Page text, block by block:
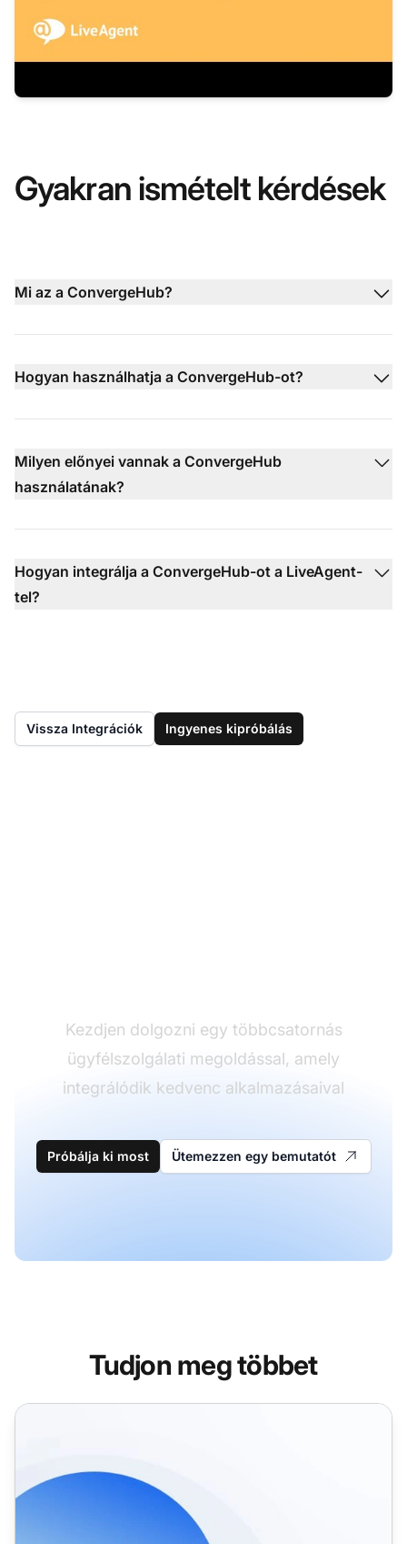
Gyakran ismételt kérdések
Mi az a ConvergeHub?
Hogyan használhatja a ConvergeHub-ot?
Milyen előnyei vannak a ConvergeHub
használatának?
Hogyan integrálja a ConvergeHub-ot a LiveAgent-
tel?
Vissza Integrációk Ingyenes kipróbálás
Kezdjen dolgozni egy többcsatornás
ügyfélszolgálati megoldással, amely
integrálódik kedvenc alkalmazásaival
Próbálja ki most Ütemezzen egy bemutatót
Tudjon meg többet
CRM-funkciók az ügyfélszolgálathoz